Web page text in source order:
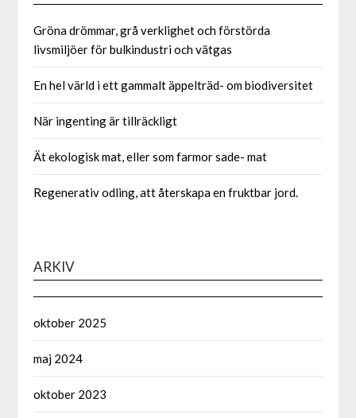
Gröna drömmar, grå verklighet och förstörda
livsmiljöer för bulkindustri och vätgas
En hel värld i ett gammalt äppelträd- om biodiversitet
När ingenting är tillräckligt
Ät ekologisk mat, eller som farmor sade- mat
Regenerativ odling, att återskapa en fruktbar jord.
ARKIV
oktober 2025
maj 2024
oktober 2023